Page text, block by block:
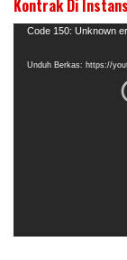
Kontrak Di
Pemutar
Code 150: Unknown
Unduh Berkas: https://